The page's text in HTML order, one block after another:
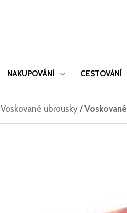
NAKUPOVÁNÍ CESTOVÁNÍ
Voskované ubrousky /